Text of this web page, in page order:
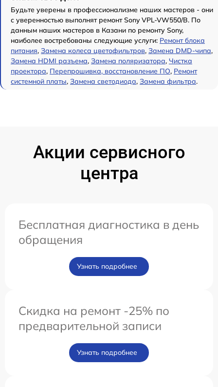
Будьте уверены в профессионализме наших мастеров - они
с уверенностью выполнят ремонт Sony VPL-VW550/B. По
данным наших мастеров в Казани по ремонту Sony,
наиболее востребованы следующие услуги: Ремонт блока
питания, Замена колеса цветофильтров, Замена DMD-чипа,
Замена HDMI разъема, Замена поляризатора, Чистка
проектора, Перепрошивка, восстановление ПО, Ремонт
системной платы, Замена светодиода, Замена фильтра.
Акции сервисного
центра
Бесплатная диагностика в день
обращения
Узнать подробнее
Скидка на ремонт -25% по
предварительной записи
Узнать подробнее